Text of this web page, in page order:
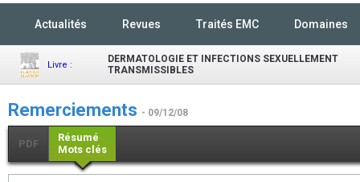
Actualités Revues Traités EMC Domaines
Livre :
DERMATOLOGIE ET INFECTIONS SEXUELLEMENT
TRANSMISSIBLES
Remerciements - 09/12/08
PDF
Résumé
Mots clés